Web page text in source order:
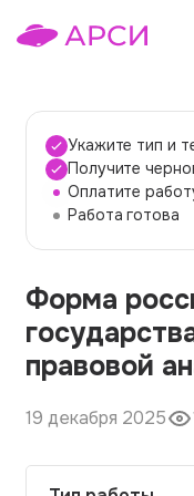
Темы работ
О сервисе
О компании
Наши гарантии
Вопросы и ответы
Контакты
Укажите тип и
Получите
Оплатите
Работа готова
Форма
правовой
19 декабря 2025